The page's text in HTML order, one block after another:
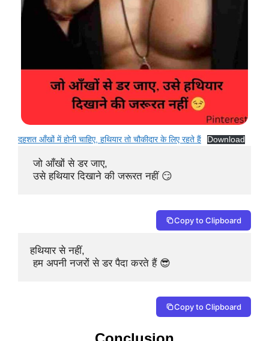
दहशत आँखों में होनी चाहिए, हथियार तो चौकीदार के लिए रहते हैं Download
जो आँखों से डर जाए,
उसे हथियार दिखाने की जरूरत नहीं 😏
Copy to Clipboard
हथियार से नहीं,
हम अपनी नजरों से डर पैदा करते हैं 😎
Copy to Clipboard